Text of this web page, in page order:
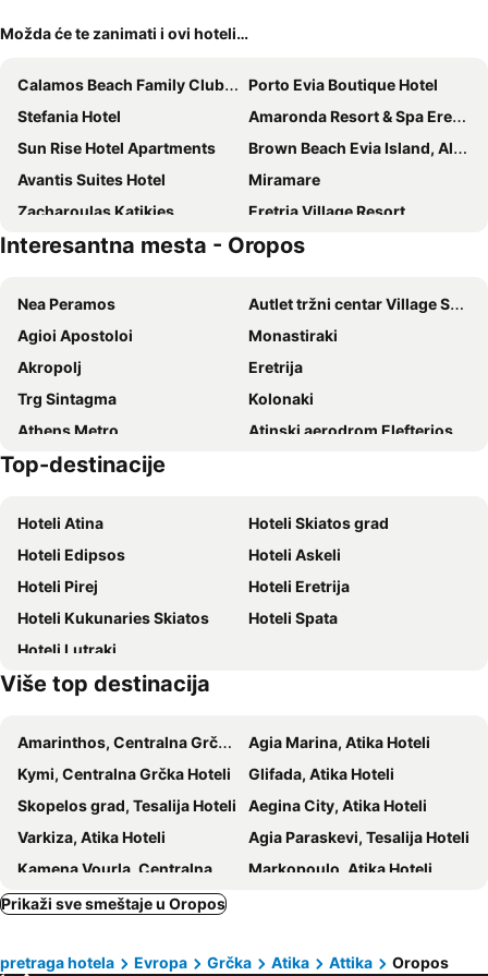
Možda će te zanimati i ovi hoteli…
Calamos Beach Family Club Hotel
Porto Evia Boutique Hotel
Stefania Hotel
Amaronda Resort & Spa Eretria
Sun Rise Hotel Apartments
Brown Beach Evia Island, All Inclusive in Eretria, a member of Brown Hotels
Avantis Suites Hotel
Miramare
Zacharoulas Katikies
Eretria Village Resort
Zeus Eretria Resort
Hotel Olympic Star
Diamanto Rooms
Philoxenia Hotel
Dolphin Resort & Conference
Holidays in Evia Beach Hotel
Hotel Lefkadi
Hotel Agamemnon Beach
Interesantna mesta - Oropos
Nea Peramos
Autlet tržni centar Village Shopping & More
Agioi Apostoloi
Monastiraki
Akropolj
Eretrija
Trg Sintagma
Kolonaki
Athens Metro
Atinski aerodrom Elefterios Venizelos
Nea Makri
Omonia
Dental expo
Traditional Settlement of Plaka
Flisvos Marina
Neo Iraklio Attikis
Golden Hall
Oropos Beach
Oropos Horses' Farm
Moni Eisodion Theotokou
Terra Vibe Park
Alsos Neas Filadelfias
Megaron - Athens International Conference Centre
Mourteri
Rododafni Castel - Doukissis Plakentias Mantion
Karaiskakis Stadium
Technima-expo
Avlonari Tower
Thea Dilaveri
Top-destinacije
Hoteli Atina
Hoteli Skiatos grad
Hoteli Edipsos
Hoteli Askeli
Hoteli Pirej
Hoteli Eretrija
Hoteli Kukunaries Skiatos
Hoteli Spata
Hoteli Lutraki
Više top destinacija
Amarinthos, Centralna Grčka Hoteli
Agia Marina, Atika Hoteli
Kymi, Centralna Grčka Hoteli
Glifada, Atika Hoteli
Skopelos grad, Tesalija Hoteli
Aegina City, Atika Hoteli
Varkiza, Atika Hoteli
Agia Paraskevi, Tesalija Hoteli
Kamena Vourla, Centralna Grčka Hoteli
Markopoulo, Atika Hoteli
Marmari, Centralna Grčka Hoteli
Maraton, Atika Hoteli
Vasilias, Tesalija Hoteli
Prikaži sve smeštaje u Oropos
pretraga hotela Evropa Grčka Atika Attika Oropos